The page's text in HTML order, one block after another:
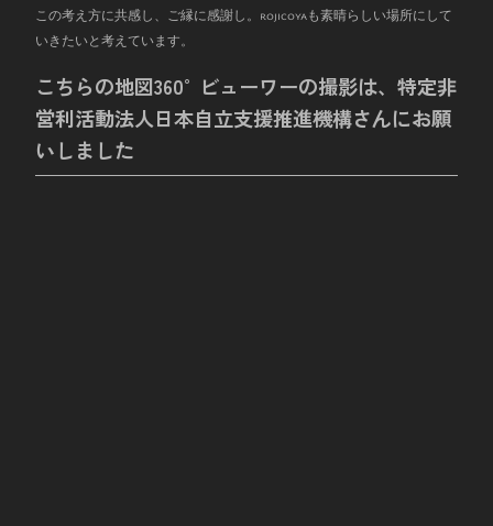
この考え方に共感し、ご縁に感謝し。rojicoyaも素晴らしい場所にして
いきたいと考えています。
こちらの地図360°ビューワーの撮影は、特定非
営利活動法人日本自立支援推進機構さんにお願
いしました